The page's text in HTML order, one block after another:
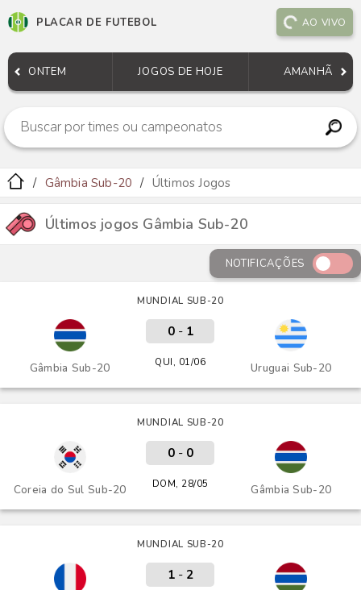
PLACAR DE FUTEBOL AO VIVO
ONTEM JOGOS DE HOJE AMANHÃ
Gâmbia Sub-20 Últimos Jogos
Últimos jogos Gâmbia Sub-20
NOTIFICAÇÕES
MUNDIAL SUB-20
Gâmbia Sub-20 Uruguai Sub-20
0- 1
QUI, 01/06
MUNDIAL SUB-20
Coreia do Sul Sub-20 Gâmbia Sub-20
0- 0
DOM, 28/05
MUNDIAL SUB-20
1- 2